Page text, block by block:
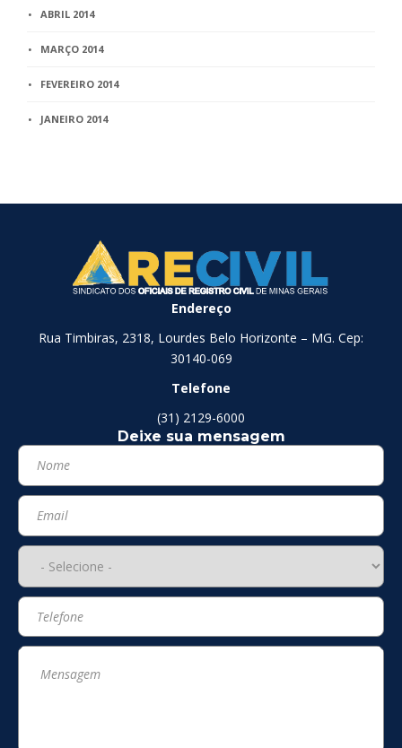
ABRIL 2014
MARÇO 2014
FEVEREIRO 2014
JANEIRO 2014
Endereço
Rua Timbiras, 2318, Lourdes Belo Horizonte – MG. Cep:
30140-069
Telefone
(31) 2129-6000
Deixe sua mensagem